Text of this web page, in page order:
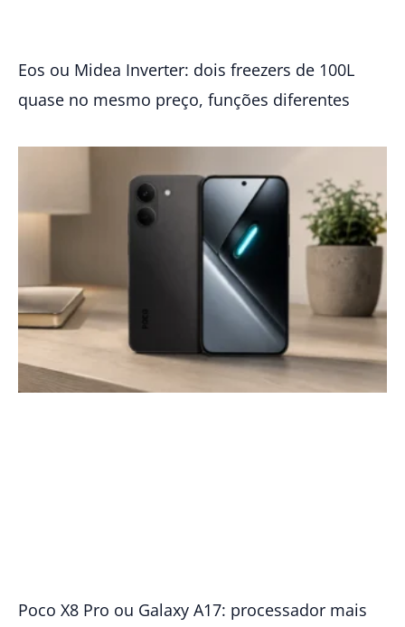
Eos ou Midea Inverter: dois freezers de 100L
quase no mesmo preço, funções diferentes
Poco X8 Pro ou Galaxy A17: processador mais